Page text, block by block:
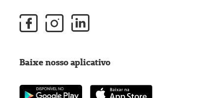
Baixe nosso aplicativo